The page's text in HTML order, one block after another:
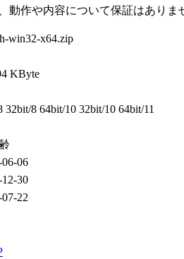
動作や内容について保証はありま
win32-x64.zip
KByte
32bit/8 64bit/10 32bit/10 64bit/11
06-06
12-30
22